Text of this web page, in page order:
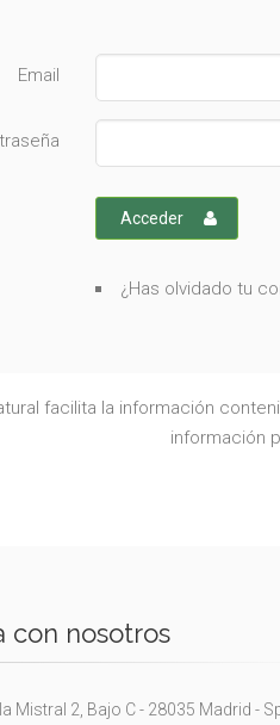
Email
Acceder
¿Has olvidado tu
facilita la información
información
con nosotros
Mistral 2, Bajo C - 28035 Madrid -